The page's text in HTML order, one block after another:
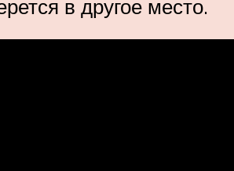
в другое место.